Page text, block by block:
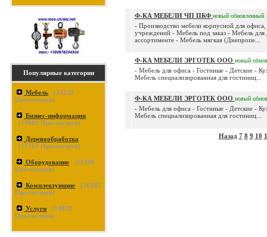
Популярные категории
Мебель (24239
Просмотров)
Бизнес-информация
(17882 Просмотров)
Деревообработка
(17767 Просмотров)
Оборудование (16380
Просмотров)
Комплектующие (16293
Просмотров)
Услуги (14878
Просмотров)
Ф-КА МЕБЕЛИ ЧП ПКФ новый обновленный
- Производство мебели корпусной для
учреждений - Мебель под заказ - Мебель для
ассортименте - Мебель мягкая (Днепропе...
Ф-КА МЕБЕЛИ ЭРГОТЕК ООО новый
- Мебель для офиса - Гостиные - Детские -
Мебель специализированная для гостиниц...
Ф-КА МЕБЕЛИ ЭРГОТЕК ООО новый
- Мебель для офиса - Гостиные - Детские -
Мебель специализированная для гостиниц...
Назад 7 8 9 10